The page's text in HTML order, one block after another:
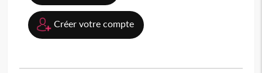
Créer votre compte